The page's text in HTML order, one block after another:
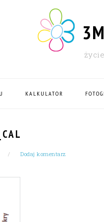
KALKULATOR
Dodaj komentarz